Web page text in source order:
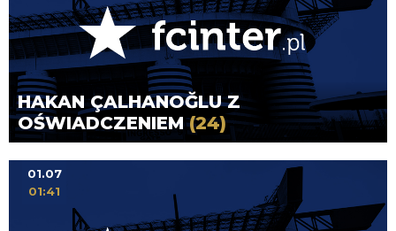
HAKAN ÇALHANOĞLU Z
OŚWIADCZENIEM(24)
01.07
01:41